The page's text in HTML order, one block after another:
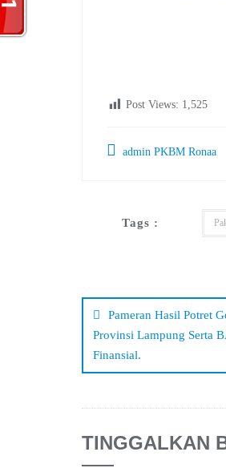
Post Views: 1,525
admin PKBM Ronaa
Tags :
Navigasi
pos
Pameran Hasil Potret
Provinsi Lampung Serta
Finansial.
TINGGALKAN